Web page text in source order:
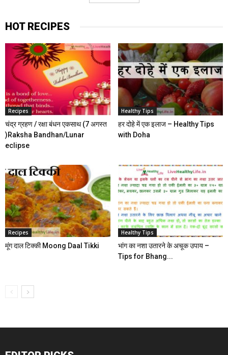
HOT RECIPES
Recipes
चंद्र ग्रहण / रक्षा बंधन एकसाथ (7 अगस्त
)Raksha Bandhan/Lunar
eclipse
Healthy Tips
हर दोहे में एक इलाज – Healthy Tips
with Doha
Recipes
मूंग दाल टिक्की Moong Daal Tikki
Healthy Tips
भांग का नशा उतारने के अचूक उपाय –
Tips for Bhang...